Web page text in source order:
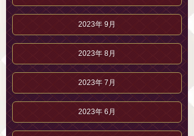
2023年 9月
2023年 8月
2023年 7月
2023年 6月